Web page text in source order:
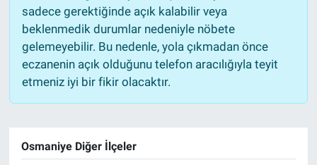
sadece gerektiğinde açık kalabilir veya
beklenmedik durumlar nedeniyle nöbete
gelemeyebilir. Bu nedenle, yola çıkmadan önce
eczanenin açık olduğunu telefon aracılığıyla teyit
etmeniz iyi bir fikir olacaktır.
Osmaniye Diğer İlçeler
Çevre
Yerel
Magazin
Bilim ve Teknoloji